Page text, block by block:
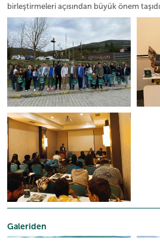
Galeriden
birleştirmeleri açısından büyük önem